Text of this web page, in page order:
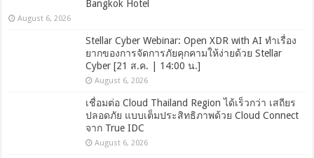
Bangkok Hotel
August 6, 2026
Stellar Cyber Webinar: Open XDR with AI ทำเรื่อง
ยากของการจัดการภัยคุกคามให้ง่ายด้วย Stellar
Cyber [21 ส.ค. | 14:00 น.]
August 6, 2026
เชื่อมต่อ Cloud Thailand Region ได้เร็วกว่า เสถียร
ปลอดภัย แบบเต็มประสิทธิภาพด้วย Cloud Connect
จาก True IDC
August 6, 2026